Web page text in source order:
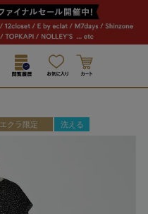
エクラ限定 洗える